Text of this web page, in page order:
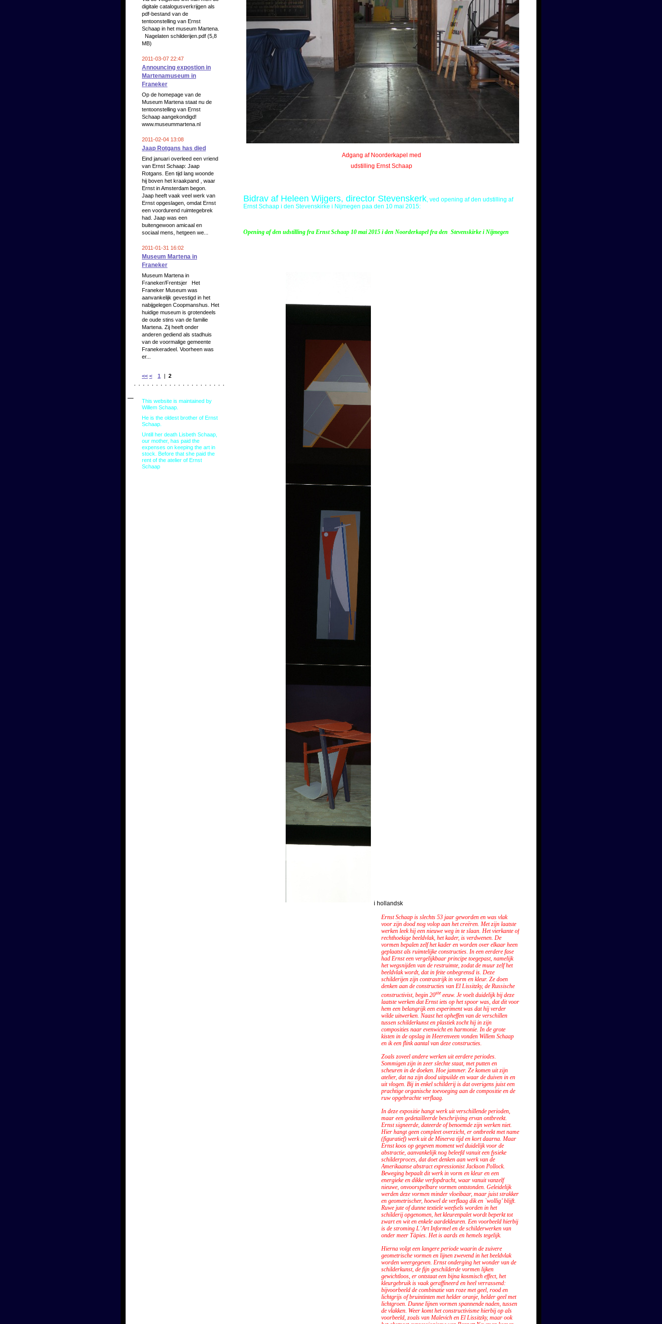
Adgang af Noorderkapel med
udstilling Ernst Schaap
Bidrav af Heleen Wijgers, director Stevenskerk, ved opening af den udstilling af
Ernst Schaap i den Stevenskirke i Nijmegen paa den 10 mai 2015:
Opening af den udstilling fra Ernst Schaap 10 mai 2015 i den Noorderkapel fra den Stevenskirke i Nijmegen
i hollandsk
Ernst Schaap is slechts 53 jaar geworden en was vlak
voor zijn dood nog volop aan het creëren. Met zijn laatste
werken leek hij een nieuwe weg in te slaan. Het vierkante of
rechthoekige beeldvlak, het kader, is verdwenen. De
vormen bepalen zelf het kader en worden over elkaar heen
geplaatst als ruimtelijke constructies. In een eerdere fase
had Ernst een vergelijkbaar principe toegepast, namelijk
het wegsnijden van de restruimte, zodat de muur zelf het
beeldvlak wordt, dat in feite onbegrensd is. Deze
schilderijen zijn contrastrijk in vorm en kleur. Ze doen
denken aan de constructies van El Lissitzky, de Russische
constructivist, begin 20ste eeuw. Je voelt duidelijk bij deze
laatste werken dat Ernst iets op het spoor was, dat dit voor
hem een belangrijk een experiment was dat hij verder
wilde uitwerken. Naast het opheffen van de verschillen
tussen schilderkunst en plastiek zocht hij in zijn
composities naar evenwicht en harmonie. In de grote
kisten in de opslag in Heerenveen vonden Willem Schaap
en ik een flink aantal van deze constructies.
Zoals zoveel andere werken uit eerdere periodes.
Sommigen zijn in zeer slechte staat, met putten en
scheuren in de doeken. Hoe jammer. Ze komen uit zijn
atelier, dat na zijn dood uitpuilde en waar de duiven in en
uit vlogen. Bij in enkel schilderij is dat overigens juist een
prachtige organische toevoeging aan de compositie en de
ruw opgebrachte verflaag.
In deze expositie hangt werk uit verschillende perioden,
maar een gedetailleerde beschrijving ervan ontbreekt.
Ernst signeerde, dateerde of benoemde zijn werken niet.
Hier hangt geen compleet overzicht, er ontbreekt met name
(figuratief) werk uit de Minerva tijd en kort daarna. Maar
Ernst koos op gegeven moment wel duidelijk voor de
abstractie, aanvankelijk nog beleefd vanuit een fysieke
schilderproces, dat doet denken aan werk van de
Amerikaanse abstract expressionist Jackson Pollock.
Beweging bepaalt dit werk in vorm en kleur en een
energieke en dikke verfopdracht, waar vanuit vanzelf
nieuwe, onvoorspelbare vormen ontstonden. Geleidelijk
werden deze vormen minder vloeibaar, maar juist strakker
en geometrischer, hoewel de verflaag dik en `wollig’ blijft.
Ruwe jute of dunne textiele weefsels worden in het
schilderij opgenomen, het kleurenpalet wordt beperkt tot
zwart en wit en enkele aardekleuren. Een voorbeeld hierbij
is de stroming L’Art Informel en de schilderwerken van
onder meer Tàpies. Het is aards en hemels tegelijk.
Hierna volgt een langere periode waarin de zuivere
geometrische vormen en lijnen zwevend in het beeldvlak
worden weergegeven. Ernst onderging het wonder van de
schilderkunst, de fijn geschilderde vormen lijken
gewichtloos, er ontstaat een bijna kosmisch effect, het
kleurgebruik is vaak geraffineerd en heel verrassend:
bijvoorbeeld de combinatie van roze met geel, rood en
lichtgrijs of bruintinten met helder oranje, helder geel met
lichtgroen. Dunne lijnen vormen spannende naden, tussen
de vlakken. Weer komt het constructivisme hierbij op als
voorbeeld, zoals van Malevich en El Lissitzky, maar ook
digitale catalogusverkrijgen als
pdf-bestand van de
tentoonstelling van Ernst
Schaap in het museum Martena.
Nagelaten schilderijen.pdf (5,8
MB)
2011-03-07 22:47
Announcing expostion in
Martenamuseum in
Franeker
Op de homepage van de
Museum Martena staat nu de
tentoonstelling van Ernst
Schaap aangekondigd!
www.museummartena.nl
2011-02-04 13:08
Jaap Rotgans has died
Eind januari overleed een vriend
van Ernst Schaap: Jaap
Rotgans. Een tijd lang woonde
hij boven het kraakpand , waar
Ernst in Amsterdam begon.
Jaap heeft vaak veel werk van
Ernst opgeslagen, omdat Ernst
een voordurend ruimtegebrek
had. Jaap was een
buitengewoon amicaal en
sociaal mens, hetgeen we...
2011-01-31 16:02
Museum Martena in
Franeker
Museum Martena in
Franeker/Frentsjer Het
Franeker Museum was
aanvankelijk gevestigd in het
nabijgelegen Coopmanshus. Het
huidige museum is grotendeels
de oude stins van de familie
Martena. Zij heeft onder
anderen gediend als stadhuis
van de voormalige gemeente
Franekeradeel. Voorheen was
er...
<< < 1 | 2
This website is maintained by
Willem Schaap.
He is the oldest brother of Ernst
Schaap.
Untill her death Lisbeth Schaap,
our mother, has paid the
expenses on keeping the art in
stock. Before that she paid the
rent of the atelier of Ernst
Schaap